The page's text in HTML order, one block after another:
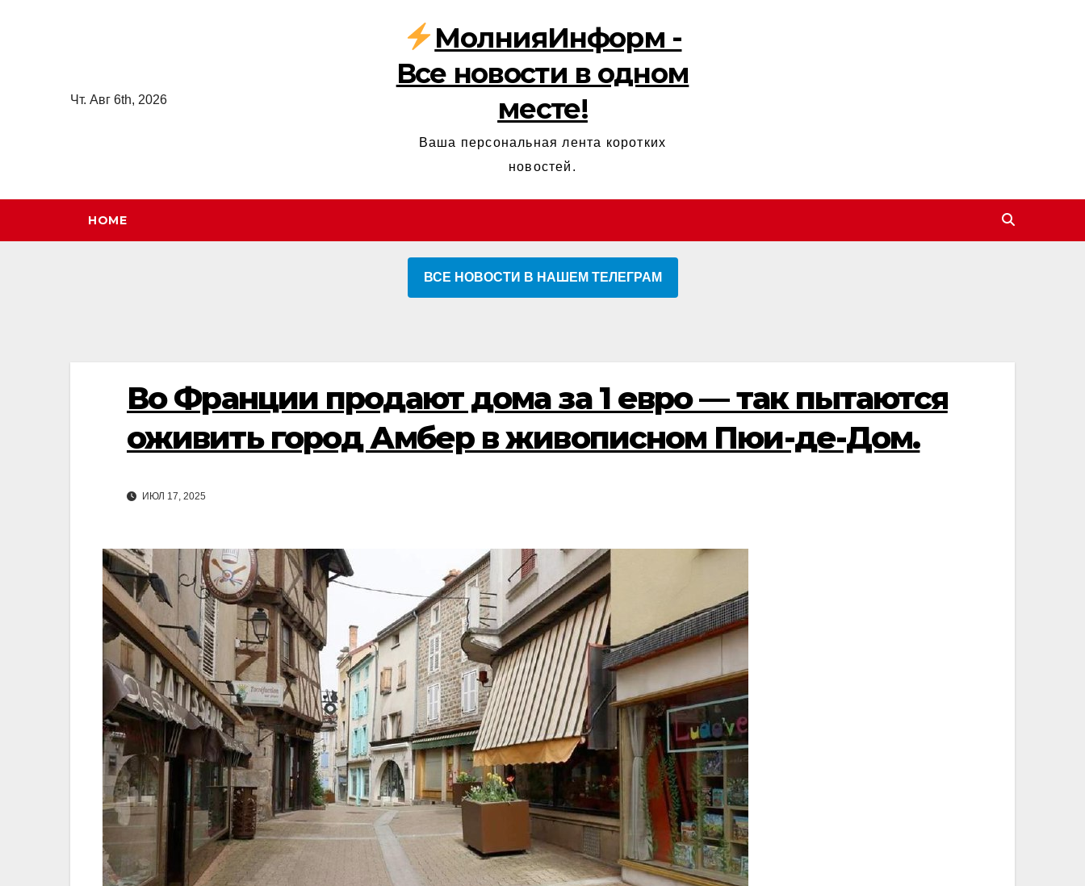
Чт. Авг 6th, 2026
МолнияИнформ -
Все новости в одном
месте!
Ваша персональная лента коротких
новостей.
HOME
ВСЕ НОВОСТИ В НАШЕМ ТЕЛЕГРАМ
Во Франции продают дома за 1 евро — так пытаются
оживить город Амбер в живописном Пюи-де-Дом.
ИЮЛ 17, 2025